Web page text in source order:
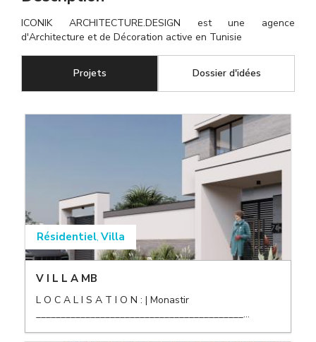
ICONIK ARCHITECTURE.DESIGN est une agence
d'Architecture et de Décoration active en Tunisie
Projets Dossier d'idées
Résidentiel, Villa
V I L L A MB
L O C A L I S A T I O N : | Monastir
__________________________________________...